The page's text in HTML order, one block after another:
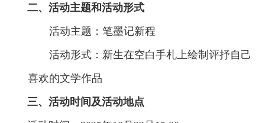
二、活动主题和活动形式
活动主题：笔墨记新程
活动形式：新生在空白手札上绘制评抒自己
喜欢的文学作品
三、活动时间及活动地点